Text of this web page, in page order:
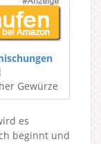
Gewürze
es
beginnt und